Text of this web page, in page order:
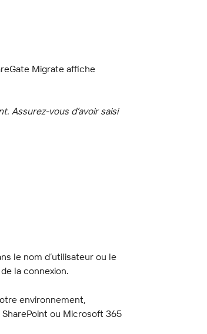
Migrate affiche
Assurez-vous d’avoir saisi
le nom d’utilisateur ou le
la connexion.
environnement,
ou Microsoft 365